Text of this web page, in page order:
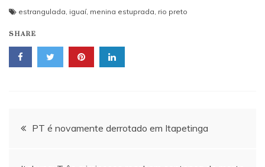
estrangulada, iguaí, menina estuprada, rio preto
SHARE
Navegação
PT é novamente derrotado em Itapetinga